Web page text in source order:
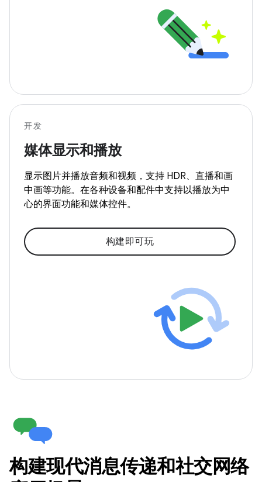
开发
媒体显示和播放
显示图片并播放音频和视频，支持 HDR、直播和画
中画等功能。在各种设备和配件中支持以播放为中
心的界面功能和媒体控件。
构建即可玩
构建现代消息传递和社交网络